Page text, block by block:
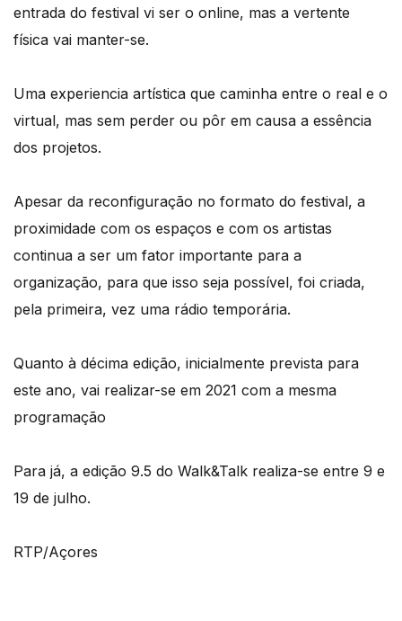
entrada do festival vi ser o online, mas a vertente
física vai manter-se.
Uma experiencia artística que caminha entre o real e o
virtual, mas sem perder ou pôr em causa a essência
dos projetos.
Apesar da reconfiguração no formato do festival, a
proximidade com os espaços e com os artistas
continua a ser um fator importante para a
organização, para que isso seja possível, foi criada,
pela primeira, vez uma rádio temporária.
Quanto à décima edição, inicialmente prevista para
este ano, vai realizar-se em 2021 com a mesma
programação
Para já, a edição 9.5 do Walk&Talk realiza-se entre 9 e
19 de julho.
RTP/Açores